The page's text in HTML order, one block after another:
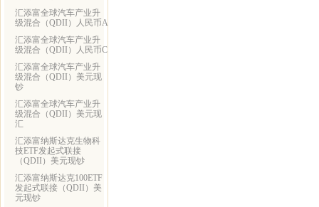
汇添富全球汽车产业升
级混合（QDII）人民币A
汇添富全球汽车产业升
级混合（QDII）人民币C
汇添富全球汽车产业升
级混合（QDII）美元现
钞
汇添富全球汽车产业升
级混合（QDII）美元现
汇
汇添富纳斯达克生物科
技ETF发起式联接
（QDII）美元现钞
汇添富纳斯达克100ETF
发起式联接（QDII）美
元现钞